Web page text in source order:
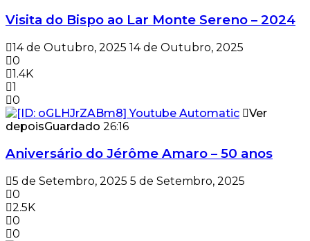
Visita do Bispo ao Lar Monte Sereno – 2024
14 de Outubro, 2025 14 de Outubro, 2025
0
1.4K
1
0
Ver
depoisGuardado 26:16
Aniversário do Jérôme Amaro – 50 anos
5 de Setembro, 2025 5 de Setembro, 2025
0
2.5K
0
0